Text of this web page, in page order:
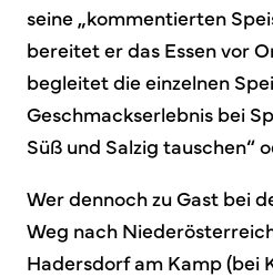
seine „kommentierten
bereitet er das Essen vor
begleitet die einzelnen
Geschmackserlebnis bei
Süß und Salzig tauschen“
Wer dennoch zu Gast bei
Weg nach
Hadersdorf am Kamp (bei